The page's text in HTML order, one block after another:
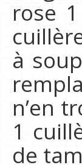
rose
à
n’en
1
de